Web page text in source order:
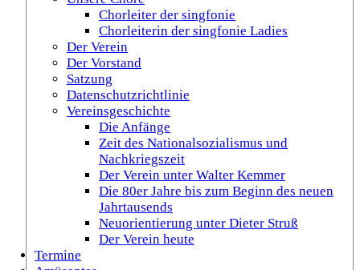
Chorleiter der singfonie
Chorleiterin der singfonie Ladies
Der Verein
Der Vorstand
Satzung
Datenschutzrichtlinie
Vereinsgeschichte
Die Anfänge
Zeit des Nationalsozialismus und
Nachkriegszeit
Der Verein unter Walter Kemmer
Die 80er Jahre bis zum Beginn des neuen
Jahrtausends
Neuorientierung unter Dieter Struß
Der Verein heute
Termine